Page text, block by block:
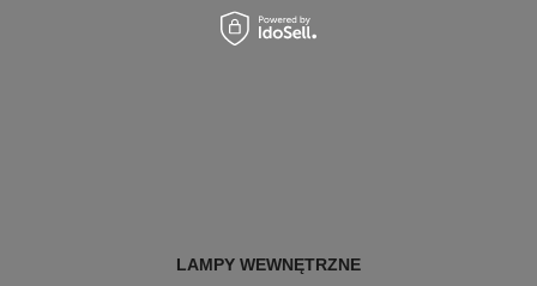
LAMPY WEWNĘTRZNE